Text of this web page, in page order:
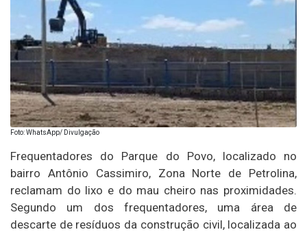
Foto: WhatsApp/ Divulgação
Frequentadores do Parque do Povo, localizado no
bairro Antônio Cassimiro, Zona Norte de Petrolina,
reclamam do lixo e do mau cheiro nas proximidades.
Segundo um dos frequentadores, uma área de
descarte de resíduos da construção civil, localizada ao